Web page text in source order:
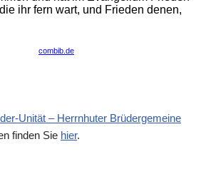
Unität – Herrnhuter Brüdergemeine
finden Sie hier.